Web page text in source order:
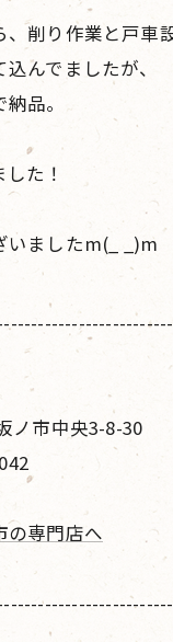
削り作業と戸車
んでましたが、
品。
た！
いましたm(_ _)m
ノ市中央3-8-30
の専門店へ